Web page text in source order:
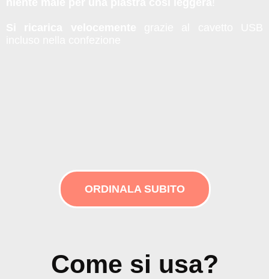
ORDINALA SUBITO
Come si usa?